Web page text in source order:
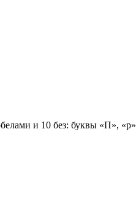
и 10 без: буквы «П»,